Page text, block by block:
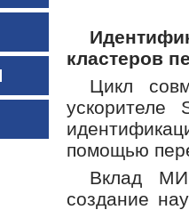
кластеров
Цикл
ускорителе
помощью
Вклад
создание